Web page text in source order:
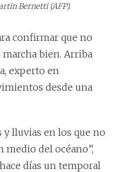
Bernetti (AFP).
confirmar que no
bien. Arriba
experto en
desde una
y lluvias en los que no
medio del océano”,
días un temporal